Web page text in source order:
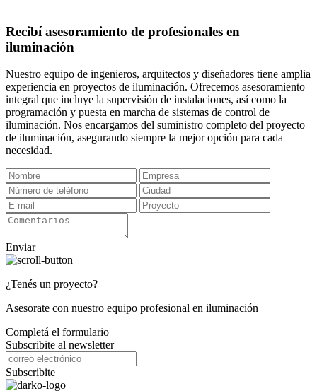
Recibí asesoramiento de profesionales en
iluminación
Nuestro equipo de ingenieros, arquitectos y diseñadores tiene amplia
experiencia en proyectos de iluminación. Ofrecemos asesoramiento
integral que incluye la supervisión de instalaciones, así como la
programación y puesta en marcha de sistemas de control de
iluminación. Nos encargamos del suministro completo del proyecto
de iluminación, asegurando siempre la mejor opción para cada
necesidad.
Enviar
¿Tenés un proyecto?
Asesorate con nuestro equipo profesional en iluminación
Completá el formulario
Subscribite al newsletter
Subscribite